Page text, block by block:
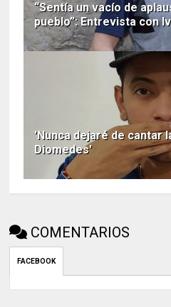
“Sentía un vacío de
pueblo”: Entrevista con
'Nunca dejaré de cantar
Diomedes'
COMENTARIOS
FACEBOOK